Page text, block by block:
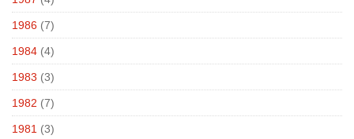
1986 (7)
1984 (4)
1983 (3)
1982 (7)
1981 (3)